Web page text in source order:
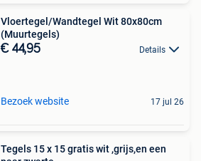
Vloertegel/Wandtegel Wit 80x80cm
(Muurtegels)
€ 44,95 Details
Bezoek website 17 jul 26
Tegels 15 x 15 gratis wit ,grijs,en een